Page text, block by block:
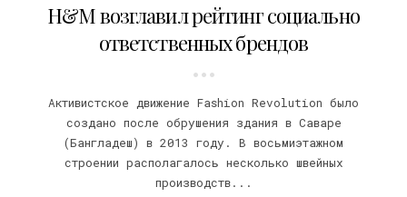
H&M возглавил рейтинг социально
ответственных брендов
Активистское движение Fashion Revolution было
создано после обрушения здания в Саваре
(Бангладеш) в 2013 году. В восьмиэтажном
строении располагалось несколько швейных
производств...